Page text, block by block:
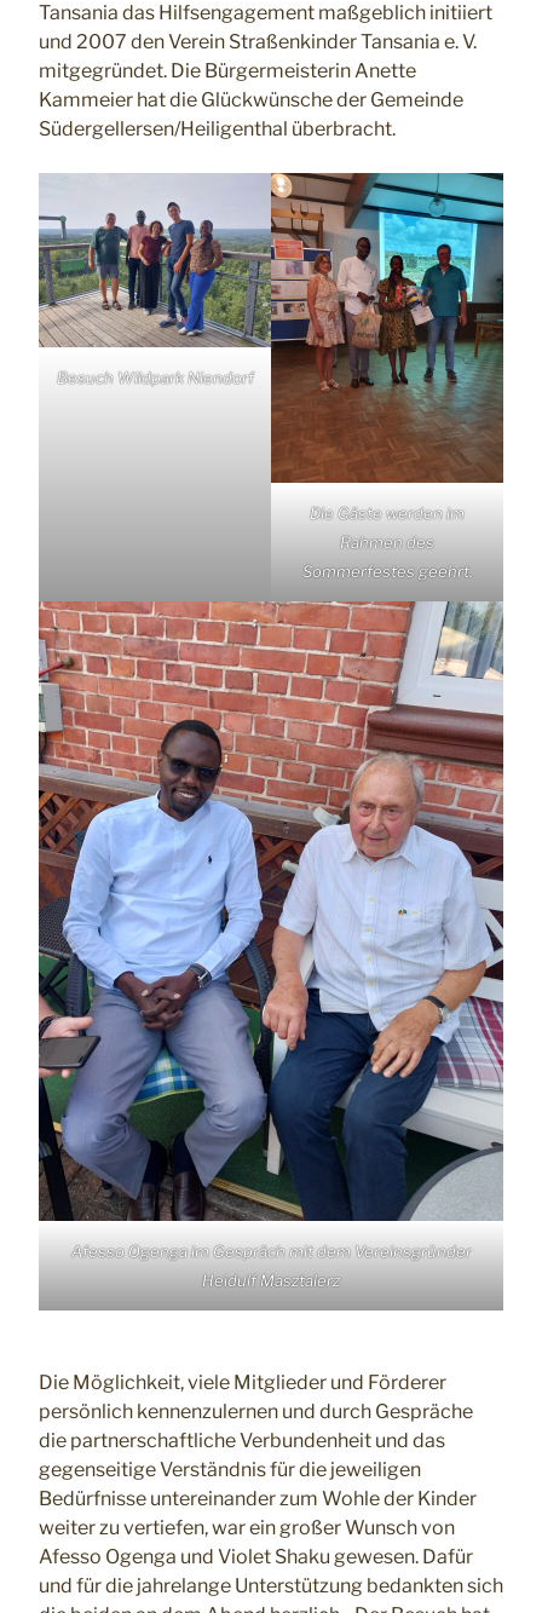
Tansania das Hilfsengagement maßgeblich initiiert
und 2007 den Verein Straßenkinder Tansania e. V.
mitgegründet. Die Bürgermeisterin Anette
Kammeier hat die Glückwünsche der Gemeinde
Südergellersen/Heiligenthal überbracht.
Besuch Wildpark Niendorf
Die Gäste werden im
Rahmen des
Sommerfestes geehrt.
Afesso Ogenga im Gespräch mit dem Vereinsgründer
Heidulf Masztalerz
Die Möglichkeit, viele Mitglieder und Förderer
persönlich kennenzulernen und durch Gespräche
die partnerschaftliche Verbundenheit und das
gegenseitige Verständnis für die jeweiligen
Bedürfnisse untereinander zum Wohle der Kinder
weiter zu vertiefen, war ein großer Wunsch von
Afesso Ogenga und Violet Shaku gewesen. Dafür
und für die jahrelange Unterstützung bedankten sich